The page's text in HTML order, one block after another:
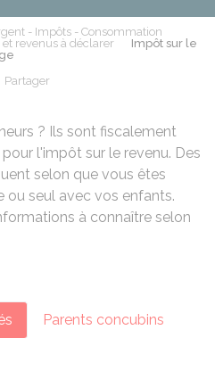
- Impôts - Consommation
revenus à déclarer
Impôt sur le
Partager
? Ils sont fiscalement
l'impôt sur le revenu. Des
selon que vous êtes
ou seul avec vos enfants.
à connaître selon
Parents concubins